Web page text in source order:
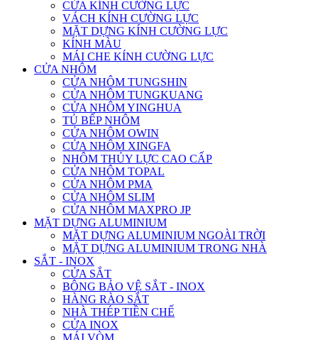
CỬA KÍNH CƯỜNG LỰC
VÁCH KÍNH CƯỜNG LỰC
MẶT DỰNG KÍNH CƯỜNG LỰC
KÍNH MÀU
MÁI CHE KÍNH CƯỜNG LỰC
CỬA NHÔM
CỬA NHÔM TUNGSHIN
CỬA NHÔM TUNGKUANG
CỬA NHÔM YINGHUA
TỦ BẾP NHÔM
CỬA NHÔM OWIN
CỬA NHÔM XINGFA
NHÔM THỦY LỰC CAO CẤP
CỬA NHÔM TOPAL
CỬA NHÔM PMA
CỬA NHÔM SLIM
CỬA NHÔM MAXPRO JP
MẶT DỰNG ALUMINIUM
MẶT DỰNG ALUMINIUM NGOÀI TRỜI
MẶT DỰNG ALUMINIUM TRONG NHÀ
SẮT - INOX
CỬA SẮT
BÔNG BẢO VỆ SẮT - INOX
HÀNG RÀO SẮT
NHÀ THÉP TIỀN CHẾ
CỬA INOX